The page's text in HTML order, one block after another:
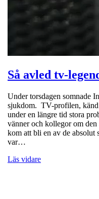
Så avled tv-
Under torsdagen somnade
sjukdom. TV-profilen,
under en längre tid stora
vänner och kollegor om
kom att bli en av de
var…
Läs vidare